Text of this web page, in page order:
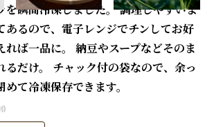
を瞬間冷凍しました。 調理しやすいよ
あるので、電子レンジでチンしてお好
れば一品に。 納豆やスープなどそのま
るだけ。 チャック付の袋なので、余っ
て冷凍保存できます。
)